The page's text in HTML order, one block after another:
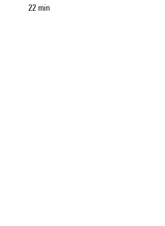
22 min